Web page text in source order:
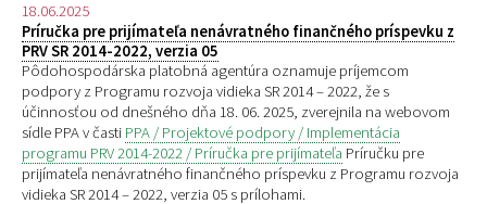
18.06.2025
Príručka pre prijímateľa nenávratného finančného príspevku z
PRV SR 2014-2022, verzia 05
Pôdohospodárska platobná agentúra oznamuje príjemcom
podpory z Programu rozvoja vidieka SR 2014 – 2022, že s
účinnosťou od dnešného dňa 18. 06. 2025, zverejnila na webovom
sídle PPA v časti PPA / Projektové podpory / Implementácia
programu PRV 2014-2022 / Príručka pre prijímateľa Príručku pre
prijímateľa nenávratného finančného príspevku z Programu rozvoja
vidieka SR 2014 – 2022, verzia 05 s prílohami.